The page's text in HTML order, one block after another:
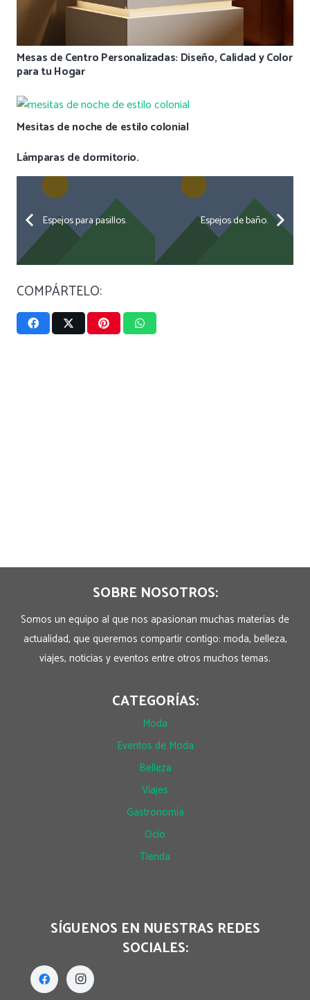
Mesas de Centro Personalizadas: Diseño, Calidad y Color
para tu Hogar
Mesitas de noche de estilo colonial
Lámparas de dormitorio.
Espejos para pasillos. Espejos de baño.
COMPÁRTELO:
SOBRE NOSOTROS:
Somos un equipo al que nos apasionan muchas materias de
actualidad, que queremos compartir contigo: moda, belleza,
viajes, noticias y eventos entre otros muchos temas.
CATEGORÍAS:
Moda
Eventos de Moda
Belleza
Viajes
Gastronomía
Ocio
Tienda
SÍGUENOS EN NUESTRAS REDES
SOCIALES: